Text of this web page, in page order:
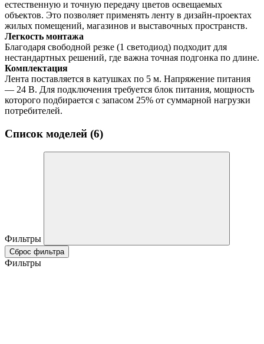
естественную и точную передачу цветов освещаемых
объектов. Это позволяет применять ленту в дизайн-проектах
жилых помещений, магазинов и выставочных пространств.
Легкость монтажа
Благодаря свободной резке (1 светодиод) подходит для
нестандартных решений, где важна точная подгонка по длине.
Комплектация
Лента поставляется в катушках по 5 м. Напряжение питания
— 24 В. Для подключения требуется блок питания, мощность
которого подбирается с запасом 25% от суммарной нагрузки
потребителей.
Список моделей (6)
Фильтры
Сброс фильтра
Фильтры